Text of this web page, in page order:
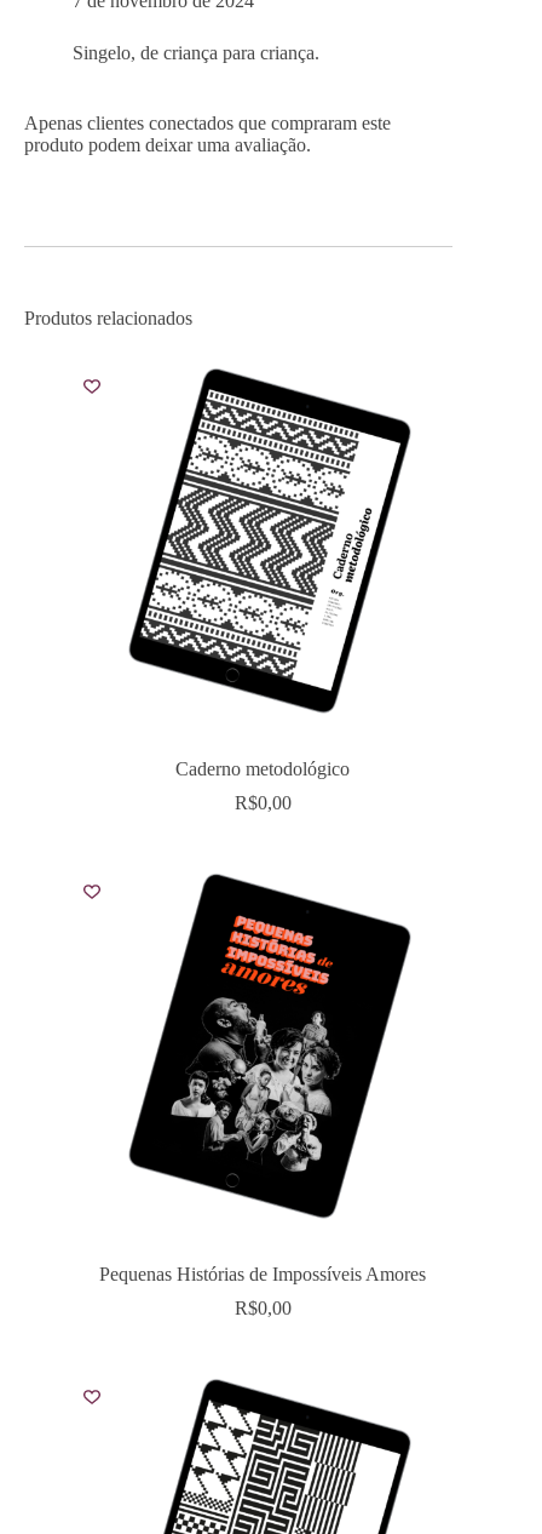
Singelo, de criança para criança.
Apenas clientes conectados que compraram este
produto podem deixar uma avaliação.
Produtos relacionados
Caderno metodológico
R$0,00
Pequenas Histórias de Impossíveis Amores
R$0,00